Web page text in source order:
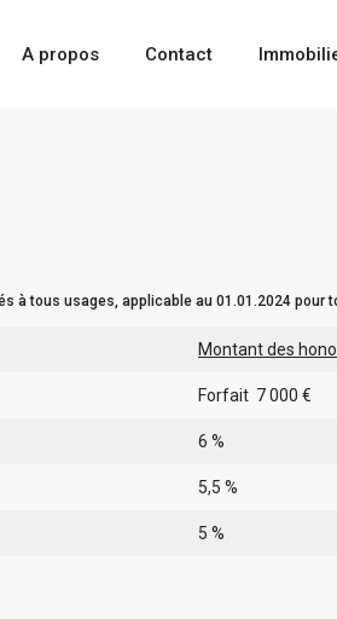
A propos Contact
tous usages, applicable au 01.01.2024 pour
Montant des
Forfait 7 000 €
6 %
5,5 %
5 %